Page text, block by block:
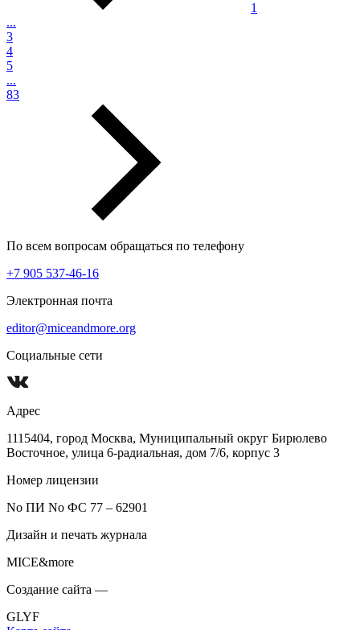
1
...
3
4
5
...
83
По всем вопросам обращаться по телефону
+7 905 537-46-16
Электронная почта
editor@miceandmore.org
Социальные сети
Адрес
1115404, город Москва, Муниципальный округ Бирюлево
Восточное, улица 6-радиальная, дом 7/6, корпус 3
Номер лицензии
No ПИ No ФС 77 – 62901
Дизайн и печать журнала
MICE&more
Создание сайта —
GLYF